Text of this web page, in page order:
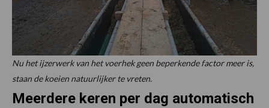
Nu het ijzerwerk van het voerhek geen beperkende factor meer is,
staan de koeien natuurlijker te vreten.
Meerdere keren per dag automatisch